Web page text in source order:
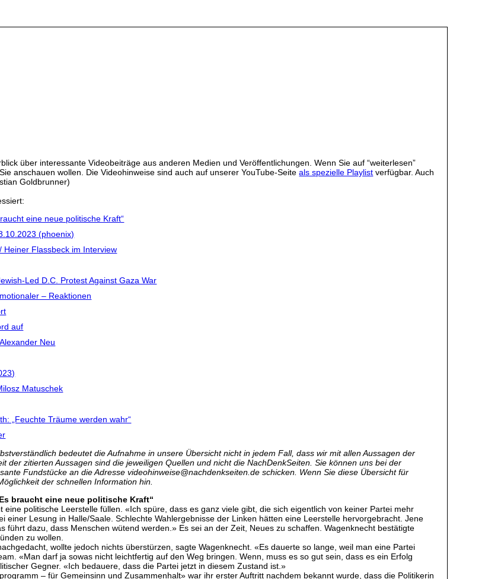
über interessante Videobeiträge aus anderen Medien und Veröffentlichungen. Wenn Sie auf “weiterlesen”
anschauen wollen. Die Videohinweise sind auch auf unserer YouTube-Seiteals spezielle Playlist verfügbar. Auch
Goldbrunner)
eine neue politische Kraft“
(phoenix)
Heiner Flassbeck im Interview
Led D.C. Protest Against Gaza War
– Reaktionen
auf
Neu
Matuschek
„Feuchte Träume werden wahr“
bedeutet die Aufnahme in unsere Übersicht nicht in jedem Fall, dass wir mit allen Aussagen der
der zitierten Aussagen sind die jeweiligen Quellen und nicht die NachDenkSeiten. Sie können uns bei der
Fundstücke an die Adressevideohinweise@nachdenkseiten.de schicken. Wenn Sie diese Übersicht für
der schnellen Information hin.
braucht eine neue politische Kraft“
politische Leerstelle füllen. «Ich spüre, dass es ganz viele gibt, die sich eigentlich von keiner Partei mehr
Lesung in Halle/Saale. Schlechte Wahlergebnisse der Linken hätten eine Leerstelle hervorgebracht. Jene
führt dazu, dass Menschen wütend werden.» Es sei an der Zeit, Neues zu schaffen. Wagenknecht bestätigte
zu wollen.
wollte jedoch nichts überstürzen, sagte Wagenknecht. «Es dauerte so lange, weil man eine Partei
«Man darf ja sowas nicht leichtfertig auf den Weg bringen. Wenn, muss es so gut sein, dass es ein Erfolg
Gegner. «Ich bedauere, dass die Partei jetzt in diesem Zustand ist.»
– für Gemeinsinn und Zusammenhalt» war ihr erster Auftritt nachdem bekannt wurde, dass die Politikerin